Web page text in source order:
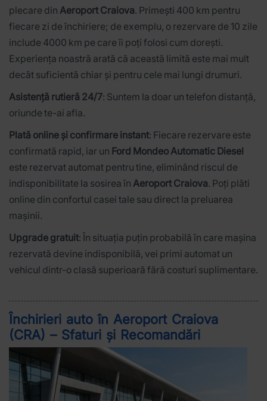
plecare din Aeroport Craiova. Primești 400 km pentru
fiecare zi de închiriere; de exemplu, o rezervare de 10 zile
include 4000 km pe care îi poți folosi cum dorești.
Experiența noastră arată că această limită este mai mult
decât suficientă chiar și pentru cele mai lungi drumuri.
Asistență rutieră 24/7: Suntem la doar un telefon distanță,
oriunde te-ai afla.
Plată online și confirmare instant: Fiecare rezervare este
confirmată rapid, iar un Ford Mondeo Automatic Diesel
este rezervat automat pentru tine, eliminând riscul de
indisponibilitate la sosirea în Aeroport Craiova. Poți plăti
online din confortul casei tale sau direct la preluarea
mașinii.
Upgrade gratuit: În situația puțin probabilă în care mașina
rezervată devine indisponibilă, vei primi automat un
vehicul dintr-o clasă superioară fără costuri suplimentare.
Închirieri auto în Aeroport Craiova
(CRA) – Sfaturi și Recomandări